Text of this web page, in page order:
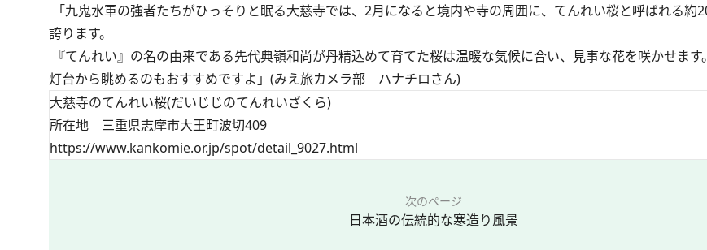
「九鬼水軍の強者たちがひっそりと眠る大慈寺では、2月になると境内や寺の周囲に、てんれい桜と呼ばれる約
誇ります。
『てんれい』の名の由来である先代典嶺和尚が丹精込めて育てた桜は温暖な気候に合い、見事な花を咲かせま
灯台から眺めるのもおすすめですよ」(みえ旅カメラ部 ハナチロさん)
大慈寺のてんれい桜(だいじじのてんれいざくら)
所在地 三重県志摩市大王町波切409
https://www.kankomie.or.jp/spot/detail_9027.html
次のページ
日本酒の伝統的な寒造り風景